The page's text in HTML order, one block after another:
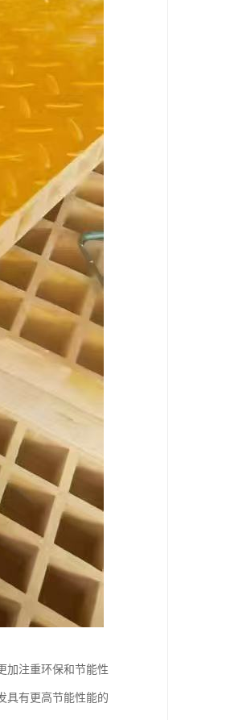
加注重环保和节能性
具有更高节能性能的